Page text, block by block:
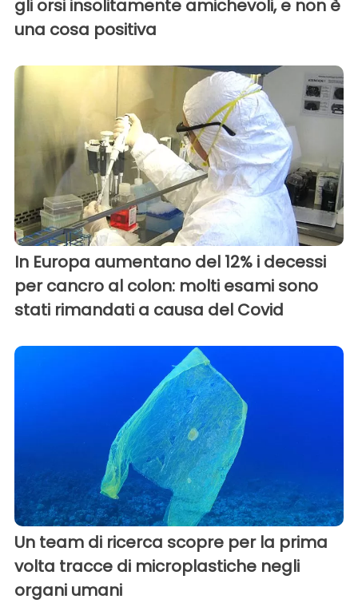
gli orsi insolitamente amichevoli, e non è
una cosa positiva
In Europa aumentano del 12% i decessi
per cancro al colon: molti esami sono
stati rimandati a causa del Covid
Un team di ricerca scopre per la prima
volta tracce di microplastiche negli
organi umani